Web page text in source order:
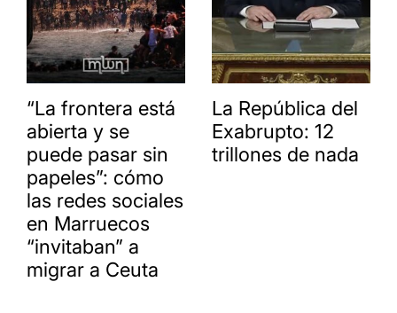
“La frontera está
abierta y se
puede pasar sin
papeles”: cómo
las redes sociales
en Marruecos
“invitaban” a
migrar a Ceuta
La República del
Exabrupto: 12
trillones de nada